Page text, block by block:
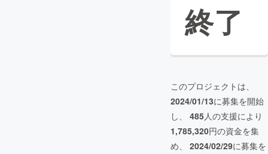
終了
このプロジェクトは、
2024/01/13に募集を開始
し、 485人の支援により
1,785,320円の資金を集
め、 2024/02/29に募集を